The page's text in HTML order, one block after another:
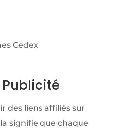
Cedex
des liens affiliés sur
signifie que chaque